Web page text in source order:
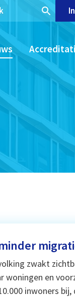
zwakt
woningen en
inwoners bij,